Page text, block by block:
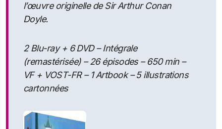
l’œuvre originelle de Sir Arthur Conan
Doyle.
2 Blu-ray + 6 DVD – Intégrale
(remastérisée) – 26 épisodes – 650 min –
VF + VOST-FR – 1 Artbook – 5 illustrations
cartonnées